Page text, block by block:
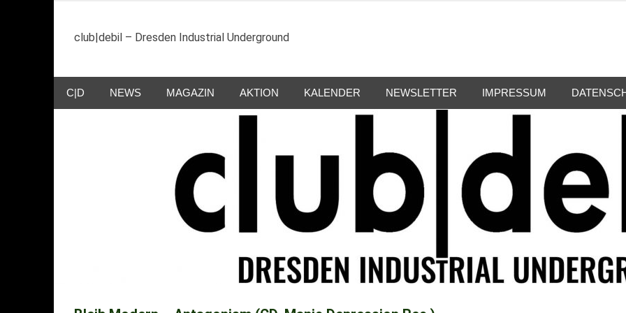
springen
club|debil – Dresden Industrial Underground
C|D NEWS MAGAZIN AKTION KALENDER NEWSLETTER IMPRESSUM